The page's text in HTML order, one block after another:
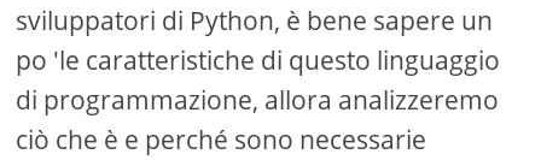
sviluppatori di Python, è bene sapere un
po 'le caratteristiche di questo linguaggio
di programmazione, allora analizzeremo
ciò che è e perché sono necessarie